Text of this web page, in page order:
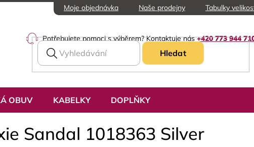
Moje objednávka Naše prodejny Tabulky
Potřebujete pomoci s výběrem? Kontaktuje nás+420 773 944
Hledat
OBUV KABELKY DOPLŇKY
Sandal 1018363 Silver